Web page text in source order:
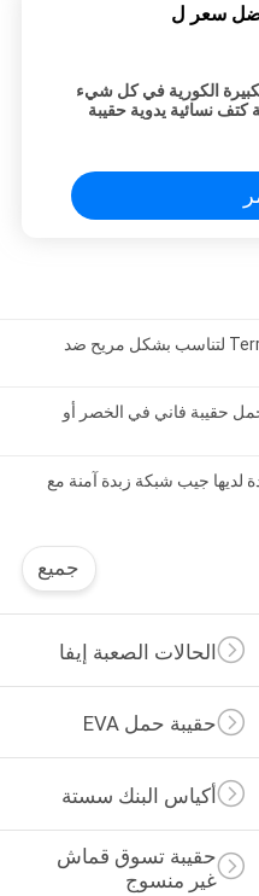
سعر ل
الكورية في كل شيء
كتف نسائية يدوية حقيبة
تم تصميم حزمة الورك Terra Lumbar 3L لتناسب بشكل مريح ضد
حقيبة فاني في الخصر أو
جيب شبكة زبدة آمنة مع
جميع
الحالات الصعبة إيفا
حقيبة حمل EVA
أكياس البنك سستة
حقيبة تسوق قماش
غير منسوج